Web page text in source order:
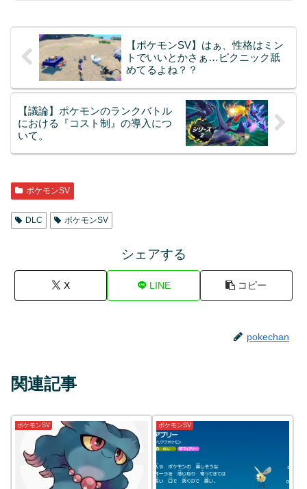
【ポケモンSV】はぁ、性格はミン
トでいいとかさぁ…ピクニック舐
めてるよね？？
【議論】ポケモンのランクバトル
における『コスト制』の導入につ
いて。
ポケモンSV
DLC ポケモンSV
シェアする
X LINE コピー
pokechan
関連記事
ポケモンSV ポケモンSV